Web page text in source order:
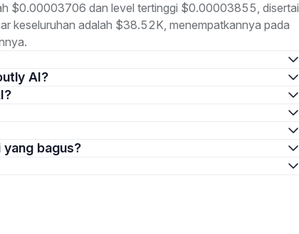
$0.00003706 dan level tertinggi $0.00003855, disertai
keseluruhan adalah $38.52K, menempatkannya pada
AI?
yang bagus?